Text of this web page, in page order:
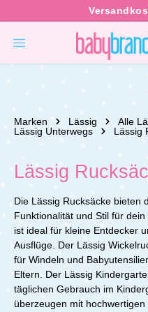
Marken Lässig
Alle
Lässig Unterwegs
Lässig
Lässig
Die Lässig Rucksäcke bieten
Funktionalität und Stil für
ist ideal für kleine Entdecker
Ausflüge. Der Lässig
für Windeln und
Eltern. Der Lässig
täglichen Gebrauch im
überzeugen mit